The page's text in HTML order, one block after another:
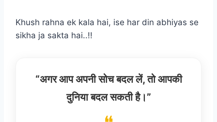
Khush rahna ek kala hai, ise har din abhiyas se
sikha ja sakta hai..!!
“अगर आप अपनी सोच बदल लें, तो आपकी
दुनिया बदल सकती है।”